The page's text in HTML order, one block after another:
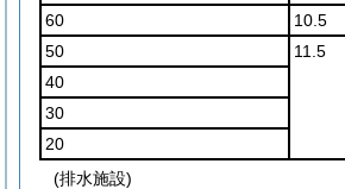
60
10.5
50
11.5
40
30
20
(排水施設)